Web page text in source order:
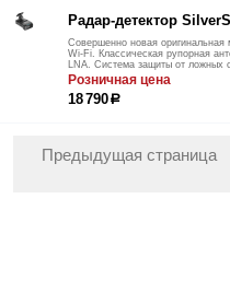
Радар-детектор
Совершенно новая оригинальная
Wi-Fi. Классическая рупорная
LNA. Система защиты от ложных
Розничная цена
18 790р
Предыдущая страница